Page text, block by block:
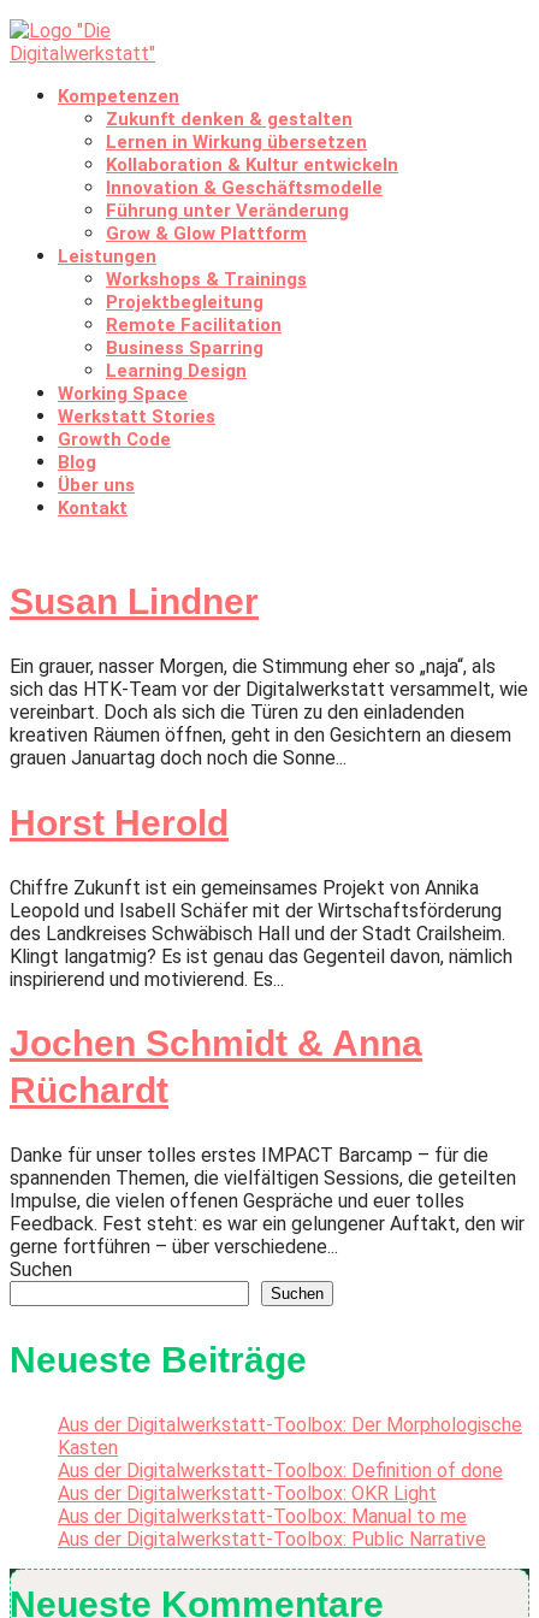
Kompetenzen
Zukunft denken & gestalten
Lernen in Wirkung übersetzen
Kollaboration & Kultur entwickeln
Innovation & Geschäftsmodelle
Führung unter Veränderung
Grow & Glow Plattform
Leistungen
Workshops & Trainings
Projektbegleitung
Remote Facilitation
Business Sparring
Learning Design
Working Space
Werkstatt Stories
Growth Code
Blog
Über uns
Kontakt
Susan Lindner
Ein grauer, nasser Morgen, die Stimmung eher so „naja“, als
sich das HTK-Team vor der Digitalwerkstatt versammelt, wie
vereinbart. Doch als sich die Türen zu den einladenden
kreativen Räumen öffnen, geht in den Gesichtern an diesem
grauen Januartag doch noch die Sonne...
Horst Herold
Chiffre Zukunft ist ein gemeinsames Projekt von Annika
Leopold und Isabell Schäfer mit der Wirtschaftsförderung
des Landkreises Schwäbisch Hall und der Stadt Crailsheim.
Klingt langatmig? Es ist genau das Gegenteil davon, nämlich
inspirierend und motivierend. Es...
Jochen Schmidt & Anna
Rüchardt
Danke für unser tolles erstes IMPACT Barcamp – für die
spannenden Themen, die vielfältigen Sessions, die geteilten
Impulse, die vielen offenen Gespräche und euer tolles
Feedback. Fest steht: es war ein gelungener Auftakt, den wir
gerne fortführen – über verschiedene...
Suchen
Suchen
Neueste Beiträge
Aus der Digitalwerkstatt-Toolbox: Der Morphologische
Kasten
Aus der Digitalwerkstatt-Toolbox: Definition of done
Aus der Digitalwerkstatt-Toolbox: OKR Light
Aus der Digitalwerkstatt-Toolbox: Manual to me
Aus der Digitalwerkstatt-Toolbox: Public Narrative
Neueste Kommentare